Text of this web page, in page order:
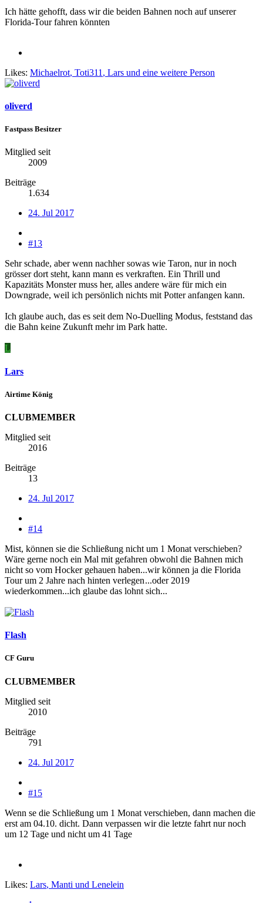
Ich hätte gehofft, dass wir die beiden Bahnen noch auf unserer
Florida-Tour fahren könnten
Likes: Michaelrot, Toti311 , Lars und eine weitere Person
oliverd
Fastpass Besitzer
Mitglied seit
2009
Beiträge
1.634
24. Jul 2017
#13
Sehr schade, aber wenn nachher sowas wie Taron, nur in noch
grösser dort steht, kann mann es verkraften. Ein Thrill und
Kapazitäts Monster muss her, alles andere wäre für mich ein
Downgrade, weil ich persönlich nichts mit Potter anfangen kann.
Ich glaube auch, das es seit dem No-Duelling Modus, feststand das
die Bahn keine Zukunft mehr im Park hatte.
L
Lars
Airtime König
CLUBMEMBER
Mitglied seit
2016
Beiträge
13
24. Jul 2017
#14
Mist, können sie die Schließung nicht um 1 Monat verschieben?
Wäre gerne noch ein Mal mit gefahren obwohl die Bahnen mich
nicht so vom Hocker gehauen haben...wir können ja die Florida
Tour um 2 Jahre nach hinten verlegen...oder 2019
wiederkommen...ich glaube das lohnt sich...
Flash
CF Guru
CLUBMEMBER
Mitglied seit
2010
Beiträge
791
24. Jul 2017
#15
Wenn se die Schließung um 1 Monat verschieben, dann machen die
erst am 04.10. dicht. Dann verpassen wir die letzte fahrt nur noch
um 12 Tage und nicht um 41 Tage
Likes: Lars, Manti und Lenelein